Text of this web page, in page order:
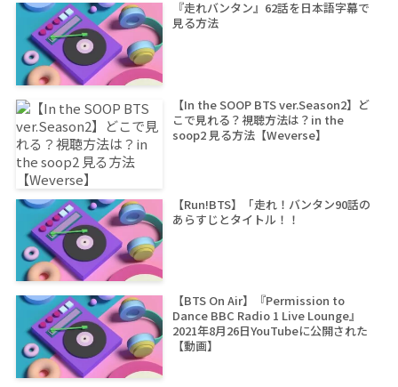
『走れバンタン』62話を日本語字幕で
見る方法
【In the SOOP BTS ver.Season2】ど
こで見れる？視聴方法は？in the
soop2 見る方法【Weverse】
【Run!BTS】「走れ！バンタン90話の
あらすじとタイトル！！
【BTS On Air】『Permission to
Dance BBC Radio 1 Live Lounge』
2021年8月26日YouTubeに公開された
【動画】